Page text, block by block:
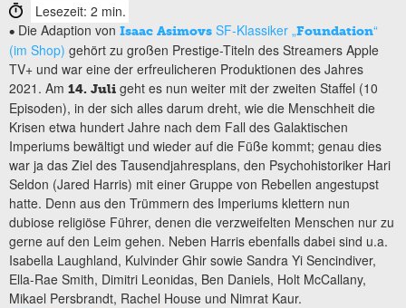
Lesezeit: 2 min.
• Die Adaption von Isaac Asimovs SF-Klassiker „Foundation“
(im Shop) gehört zu großen Prestige-Titeln des Streamers Apple
TV+ und war eine der erfreulicheren Produktionen des Jahres
2021. Am 14. Juli geht es nun weiter mit der zweiten Staffel (10
Episoden), in der sich alles darum dreht, wie die Menschheit die
Krisen etwa hundert Jahre nach dem Fall des Galaktischen
Imperiums bewältigt und wieder auf die Füße kommt; genau dies
war ja das Ziel des Tausendjahresplans, den Psychohistoriker Hari
Seldon (Jared Harris) mit einer Gruppe von Rebellen angestupst
hatte. Denn aus den Trümmern des Imperiums klettern nun
dubiose religiöse Führer, denen die verzweifelten Menschen nur zu
gerne auf den Leim gehen. Neben Harris ebenfalls dabei sind u.a.
Isabella Laughland, Kulvinder Ghir sowie Sandra Yi Sencindiver,
Ella-Rae Smith, Dimitri Leonidas, Ben Daniels, Holt McCallany,
Mikael Persbrandt, Rachel House und Nimrat Kaur.